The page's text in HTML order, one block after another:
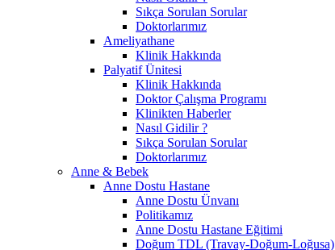
Sıkça Sorulan Sorular
Doktorlarımız
Ameliyathane
Klinik Hakkında
Palyatif Ünitesi
Klinik Hakkında
Doktor Çalışma Programı
Klinikten Haberler
Nasıl Gidilir ?
Sıkça Sorulan Sorular
Doktorlarımız
Anne & Bebek
Anne Dostu Hastane
Anne Dostu Ünvanı
Politikamız
Anne Dostu Hastane Eğitimi
Doğum TDL (Travay-Doğum-Loğusa)